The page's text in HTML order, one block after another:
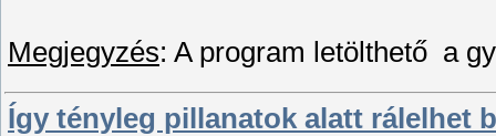
Megjegyzés: A program letölthető a
Így tényleg pillanatok alatt rálelhet